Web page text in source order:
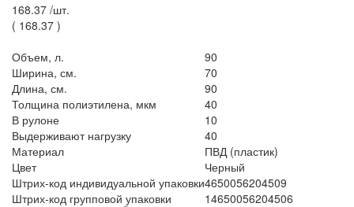
168.37 /шт.
( 168.37 )
Объем, л.
90
Ширина, см.
70
Длина, см.
90
Толщина полиэтилена, мкм
40
В рулоне
10
Выдерживают нагрузку
40
Материал
ПВД (пластик)
Цвет
Черный
Штрих-код индивидуальной упаковки4650056204509
Штрих-код групповой упаковки
14650056204506